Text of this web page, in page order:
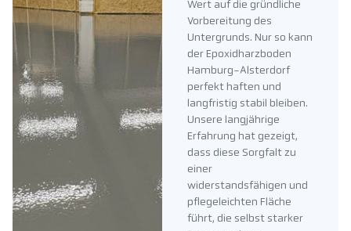
Wert auf die gründliche
Vorbereitung des
Untergrunds. Nur so kann
der Epoxidharzboden
Hamburg-Alsterdorf
perfekt haften und
langfristig stabil bleiben.
Unsere langjährige
Erfahrung hat gezeigt,
dass diese Sorgfalt zu
einer
widerstandsfähigen und
pflegeleichten Fläche
führt, die selbst starker